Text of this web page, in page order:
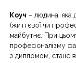
Коуч – людина, яка
(життєвої чи
майбутнє. При
професіоналізму
з дипломом, стане